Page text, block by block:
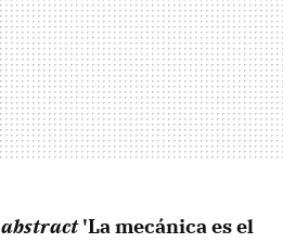
abstract'La mecánica es el